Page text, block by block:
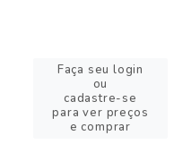
Faça seu login
ou
cadastre-se
para ver preços
e comprar